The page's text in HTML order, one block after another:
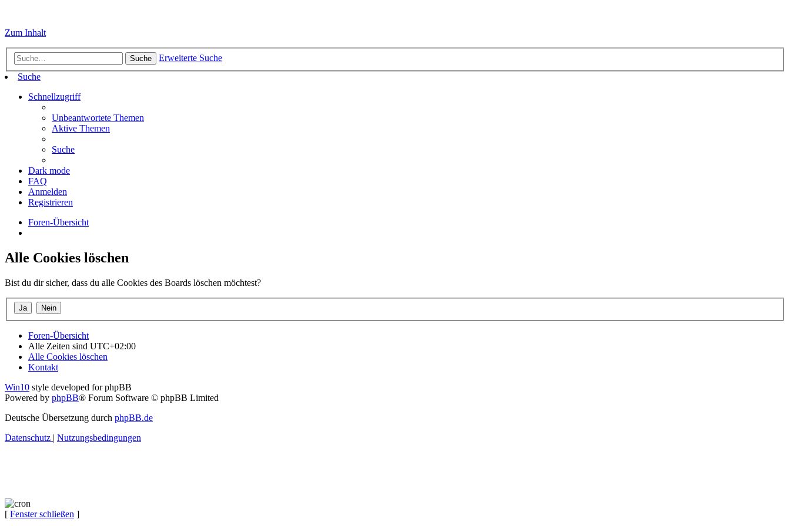
Zum Inhalt
Suche
Erweiterte Suche
Suche
Schnellzugriff
Unbeantwortete Themen
Aktive Themen
Suche
Dark mode
FAQ
Anmelden
Registrieren
Foren-Übersicht
Alle Cookies löschen
Bist du dir sicher, dass du alle Cookies des Boards löschen möchtest?
Foren-Übersicht
Alle Zeiten sind UTC+02:00
Alle Cookies löschen
Kontakt
Win10 style developed for phpBB
Powered by phpBB® Forum Software © phpBB Limited
Deutsche Übersetzung durch phpBB.de
Datenschutz | Nutzungsbedingungen
[ Fenster schließen ]